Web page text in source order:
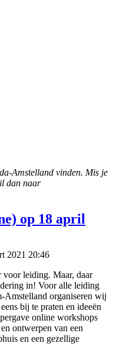
Amstelland vinden. Mis je
dan naar
op 18 april
2021 20:46
voor leiding. Maar, daar
in! Voor alle leiding
organiseren wij
bij te praten en ideeën
online workshops
ontwerpen van een
en een gezellige